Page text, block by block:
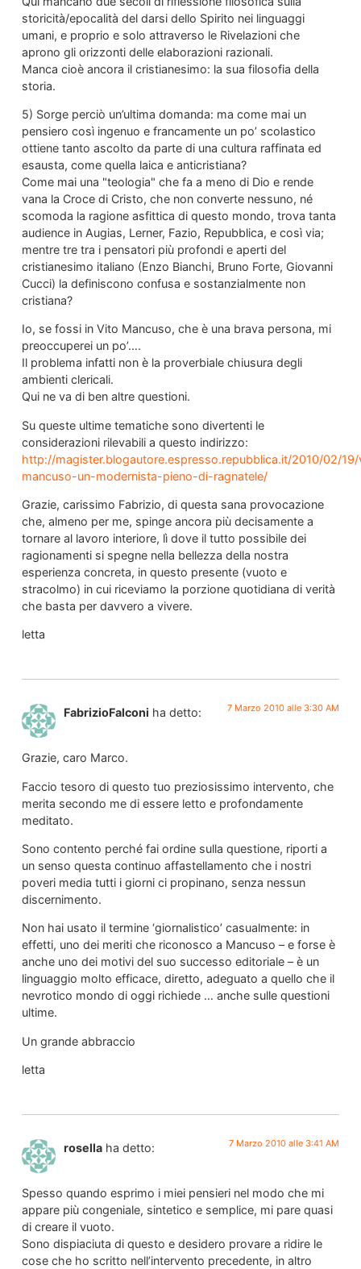
storicità/epocalità del darsi dello Spirito nei linguaggi
umani, e proprio e solo attraverso le Rivelazioni che
aprono gli orizzonti delle elaborazioni razionali.
Manca cioè ancora il cristianesimo: la sua filosofia della
storia.
5) Sorge perciò un’ultima domanda: ma come mai un
pensiero così ingenuo e francamente un po’ scolastico
ottiene tanto ascolto da parte di una cultura raffinata ed
esausta, come quella laica e anticristiana?
Come mai una "teologia" che fa a meno di Dio e rende
vana la Croce di Cristo, che non converte nessuno, né
scomoda la ragione asfittica di questo mondo, trova tanta
audience in Augias, Lerner, Fazio, Repubblica, e così via;
mentre tre tra i pensatori più profondi e aperti del
cristianesimo italiano (Enzo Bianchi, Bruno Forte, Giovanni
Cucci) la definiscono confusa e sostanzialmente non
cristiana?
Io, se fossi in Vito Mancuso, che è una brava persona, mi
preoccuperei un po’….
Il problema infatti non è la proverbiale chiusura degli
ambienti clericali.
Qui ne va di ben altre questioni.
Su queste ultime tematiche sono divertenti le
considerazioni rilevabili a questo indirizzo:
http://magister.blogautore.espresso.repubblica.it/2010/02/
mancuso-un-modernista-pieno-di-ragnatele/
Grazie, carissimo Fabrizio, di questa sana provocazione
che, almeno per me, spinge ancora più decisamente a
tornare al lavoro interiore, lì dove il tutto possibile dei
ragionamenti si spegne nella bellezza della nostra
esperienza concreta, in questo presente (vuoto e
stracolmo) in cui riceviamo la porzione quotidiana di verità
che basta per davvero a vivere.
letta
FabrizioFalconi ha detto: 7 Marzo 2010 alle 3:30 AM
Grazie, caro Marco.
Faccio tesoro di questo tuo preziosissimo intervento, che
merita secondo me di essere letto e profondamente
meditato.
Sono contento perché fai ordine sulla questione, riporti a
un senso questa continuo affastellamento che i nostri
poveri media tutti i giorni ci propinano, senza nessun
discernimento.
Non hai usato il termine ‘giornalistico’ casualmente: in
effetti, uno dei meriti che riconosco a Mancuso – e forse è
anche uno dei motivi del suo successo editoriale – è un
linguaggio molto efficace, diretto, adeguato a quello che il
nevrotico mondo di oggi richiede … anche sulle questioni
ultime.
Un grande abbraccio
letta
rosella ha detto: 7 Marzo 2010 alle 3:41 AM
Spesso quando esprimo i miei pensieri nel modo che mi
appare più congeniale, sintetico e semplice, mi pare quasi
di creare il vuoto.
Sono dispiaciuta di questo e desidero provare a ridire le
cose che ho scritto nell’intervento precedente, in altro